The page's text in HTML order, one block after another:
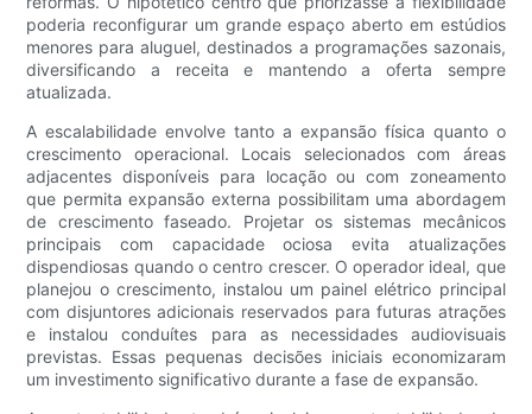
poderia reconfigurar um grande espaço aberto em estúdios
menores para aluguel, destinados a programações sazonais,
diversificando a receita e mantendo a oferta sempre
atualizada.
A escalabilidade envolve tanto a expansão física quanto o
crescimento operacional. Locais selecionados com áreas
adjacentes disponíveis para locação ou com zoneamento
que permita expansão externa possibilitam uma abordagem
de crescimento faseado. Projetar os sistemas mecânicos
principais com capacidade ociosa evita atualizações
dispendiosas quando o centro crescer. O operador ideal, que
planejou o crescimento, instalou um painel elétrico principal
com disjuntores adicionais reservados para futuras atrações
e instalou conduítes para as necessidades audiovisuais
previstas. Essas pequenas decisões iniciais economizaram
um investimento significativo durante a fase de expansão.